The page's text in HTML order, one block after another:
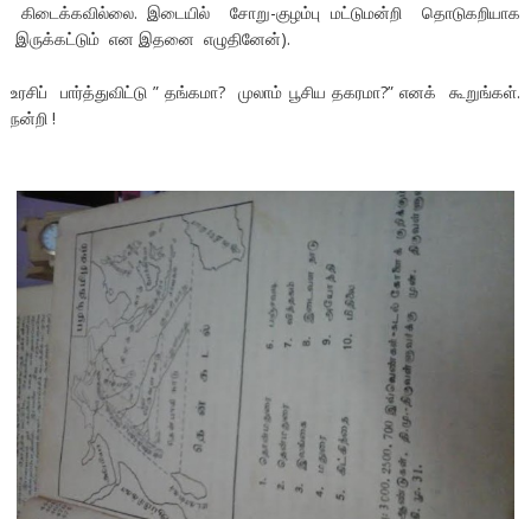
கிடைக்கவில்லை. இடையில் சோறு-குழம்பு மட்டுமன்றி தொடுகறியாக
இருக்கட்டும் என இதனை எழுதினேன்).
உரசிப் பார்த்துவிட்டு ” தங்கமா? முலாம் பூசிய தகரமா?” எனக் கூறுங்கள்.
நன்றி !